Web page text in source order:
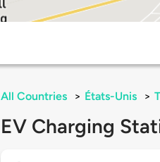
All Countries > États-Unis >
EV Charging